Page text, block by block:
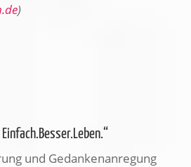
)
und Gedankenanregung